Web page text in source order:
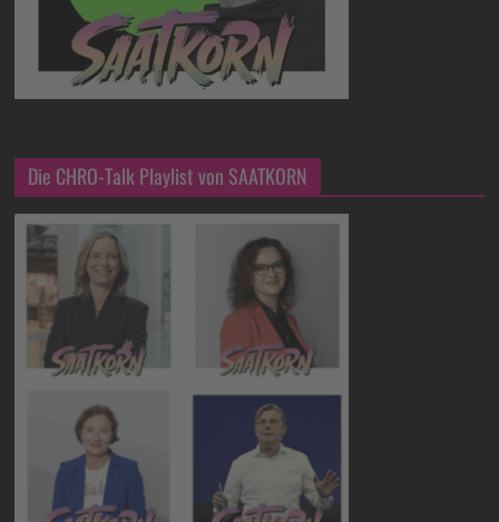
Die CHRO-Talk Playlist von SAATKORN